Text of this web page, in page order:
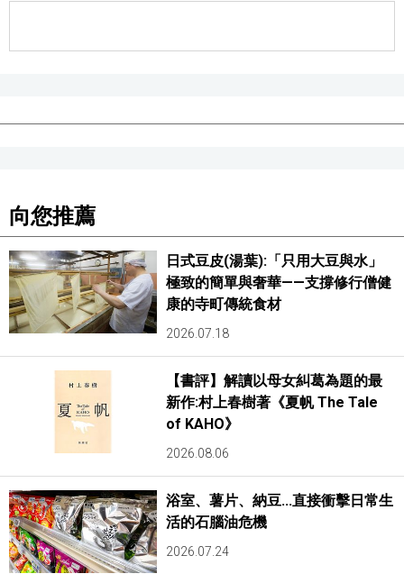
編輯部通知
向您推薦
日式豆皮(湯葉):「只用大豆與水」
極致的簡單與奢華——支撐修行僧健
康的寺町傳統食材
2026.07.18
【書評】解讀以母女糾葛為題的最
新作:村上春樹著《夏帆 The Tale
of KAHO》
2026.08.06
浴室、薯片、納豆...直接衝擊日常生
活的石腦油危機
2026.07.24